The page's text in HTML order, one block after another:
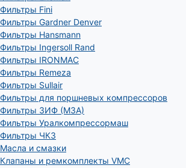
Фильтры Fini
Фильтры Gardner Denver
Фильтры Hansmann
Фильтры Ingersoll Rand
Фильтры IRONMAC
Фильтры Remeza
Фильтры Sullair
Фильтры для поршневых компрессоров
Фильтры ЗИФ (МЗА)
Фильтры Уралкомпрессормаш
Фильтры ЧКЗ
Масла и смазки
Клапаны и ремкомплекты VMC